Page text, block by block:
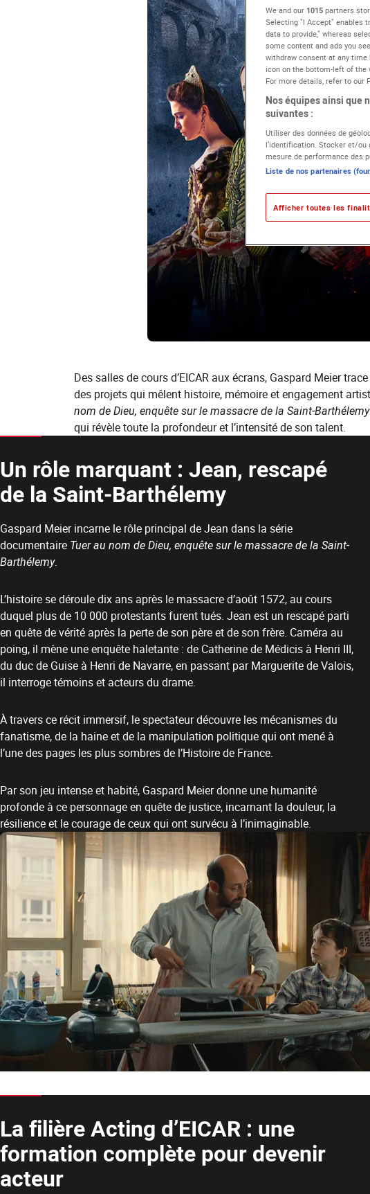
Des salles de cours d’EICAR aux écrans, Gaspard Meier
des projets qui mêlent histoire, mémoire et engagement
nom de Dieu, enquête sur le massacre de la Saint-Barthélemy
qui révèle toute la profondeur et l’intensité de son talent.
Un rôle marquant : Jean, rescapé
de la Saint-Barthélemy
Gaspard Meier incarne le rôle principal de Jean dans la série
documentaire Tuer au nom de Dieu, enquête sur le massacre de la Saint-
Barthélemy.
L’histoire se déroule dix ans après le massacre d’août 1572, au cours
duquel plus de 10 000 protestants furent tués. Jean est un rescapé parti
en quête de vérité après la perte de son père et de son frère. Caméra au
poing, il mène une enquête haletante : de Catherine de Médicis à Henri III,
du duc de Guise à Henri de Navarre, en passant par Marguerite de Valois,
il interroge témoins et acteurs du drame.
À travers ce récit immersif, le spectateur découvre les mécanismes du
fanatisme, de la haine et de la manipulation politique qui ont mené à
l’une des pages les plus sombres de l’Histoire de France.
Par son jeu intense et habité, Gaspard Meier donne une humanité
profonde à ce personnage en quête de justice, incarnant la douleur, la
résilience et le courage de ceux qui ont survécu à l’inimaginable.
La filière Acting d’EICAR : une
formation complète pour devenir
acteur
We and our 1015 partners
Selecting "I Accept" enables
data to provide," whereas
some content and ads you
withdraw consent at any
icon on the bottom-left of the
For more details, refer to our
Nos équipes ainsi que
suivantes :
Utiliser des données de
l’identification. Stocker et/ou
mesure de performance des
Liste de nos partenaires
Afficher toutes les